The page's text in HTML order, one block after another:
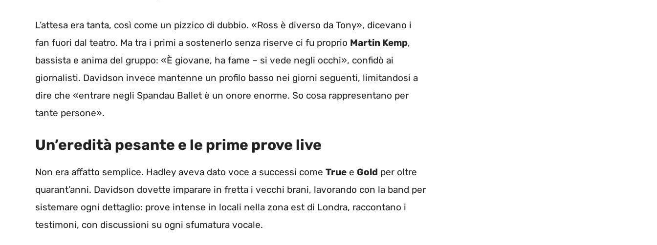
L’attesa era tanta, così come un pizzico di dubbio. «Ross è diverso da Tony», dicevano i
fan fuori dal teatro. Ma tra i primi a sostenerlo senza riserve ci fu proprio Martin Kemp,
bassista e anima del gruppo: «È giovane, ha fame – si vede negli occhi», confidò ai
giornalisti. Davidson invece mantenne un profilo basso nei giorni seguenti, limitandosi a
dire che «entrare negli Spandau Ballet è un onore enorme. So cosa rappresentano per
tante persone».
Un’eredità pesante e le prime prove live
Non era affatto semplice. Hadley aveva dato voce a successi come True e Gold per oltre
quarant’anni. Davidson dovette imparare in fretta i vecchi brani, lavorando con la band per
sistemare ogni dettaglio: prove intense in locali nella zona est di Londra, raccontano i
testimoni, con discussioni su ogni sfumatura vocale.